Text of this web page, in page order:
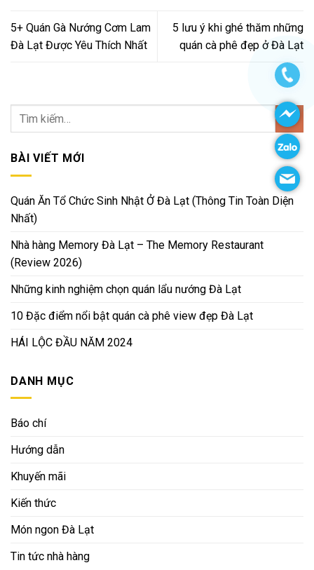
5+ Quán Gà Nướng Cơm Lam
Đà Lạt Được Yêu Thích Nhất
5 lưu ý khi ghé thăm những
quán cà phê đẹp ở Đà Lạt
BÀI VIẾT MỚI
Quán Ăn Tổ Chức Sinh Nhật Ở Đà Lạt (Thông Tin Toàn Diện
Nhất)
Nhà hàng Memory Đà Lạt – The Memory Restaurant
(Review 2026)
Những kinh nghiệm chọn quán lẩu nướng Đà Lạt
10 Đặc điểm nổi bật quán cà phê view đẹp Đà Lạt
HÁI LỘC ĐẦU NĂM 2024
DANH MỤC
Báo chí
Hướng dẫn
Khuyến mãi
Kiến thức
Món ngon Đà Lạt
Tin tức nhà hàng